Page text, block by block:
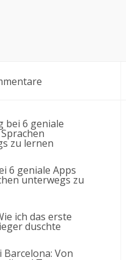
bei 6 geniale
zu lernen
6 geniale Apps
unterwegs zu
ich das erste
duschte
Barcelona: Von